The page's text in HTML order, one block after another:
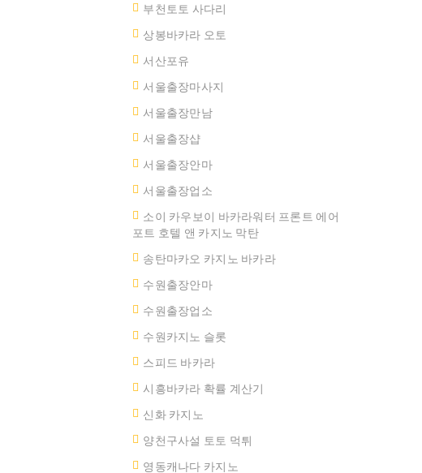
부천토토 사다리
상봉바카라 오토
서산포유
서울출장마사지
서울출장만남
서울 출장샵
서울출장안마
서울출장업소
소이 카우보이 바카라워터 프론트 에어
포트 호텔 앤 카지노 막탄
송탄마카오 카지노 바카라
수원출장안마
수원출장업소
수원카지노 슬롯
스피드 바카라
시흥바카라 확률 계산기
신화 카지노
양천구사설 토토 먹튀
영동캐나다 카지노